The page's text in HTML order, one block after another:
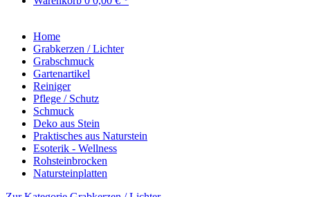
Home
Grabkerzen / Lichter
Grabschmuck
Gartenartikel
Reiniger
Pflege / Schutz
Schmuck
Deko aus Stein
Praktisches aus Naturstein
Esoterik - Wellness
Rohsteinbrocken
Natursteinplatten